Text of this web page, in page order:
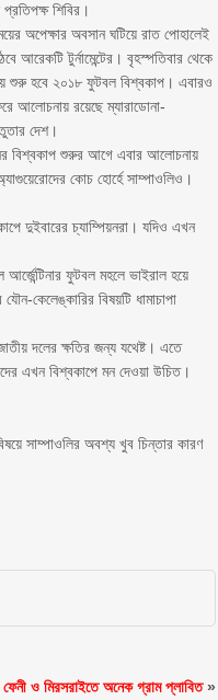
শিবির।
অপেক্ষার অবসান ঘটিয়ে রাত পোহালেই
আরেকটি টুর্নামেন্টের। বৃহস্পতিবার থেকে
শুরু হবে ২০১৮ ফুটবল বিশ্বকাপ। এবারও
আলোচনায় রয়েছে ম্যারাডোনা-
দেশ।
বিশ্বকাপ শুরুর আগে এবার আলোচনায়
কোচ হোর্হে সাম্পাওলিও।
দুইবারের চ্যাম্পিয়নরা। যদিও এখন
ফুটবল মহলে ভাইরাল হয়ে
কেলেঙ্কারির বিষয়টি ধামাচাপা
দলের ক্ষতির জন্য যথেষ্ট। এতে
এখন বিশ্বকাপে মন দেওয়া উচিত।
সাম্পাওলির অবশ্য খুব চিন্তার কারণ
ফেনী ও মিরসরাইতে অনেক গ্রাম প্লাবিত»